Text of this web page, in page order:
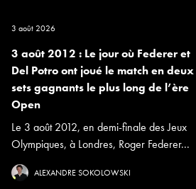
3 août 2026
3 août 2012 : Le jour où Federer et
Del Potro ont joué le match en deux
sets gagnants le plus long de l’ère
Open
Le 3 août 2012, en demi-finale des Jeux
Olympiques, à Londres, Roger Federer...
ALEXANDRE SOKOLOWSKI